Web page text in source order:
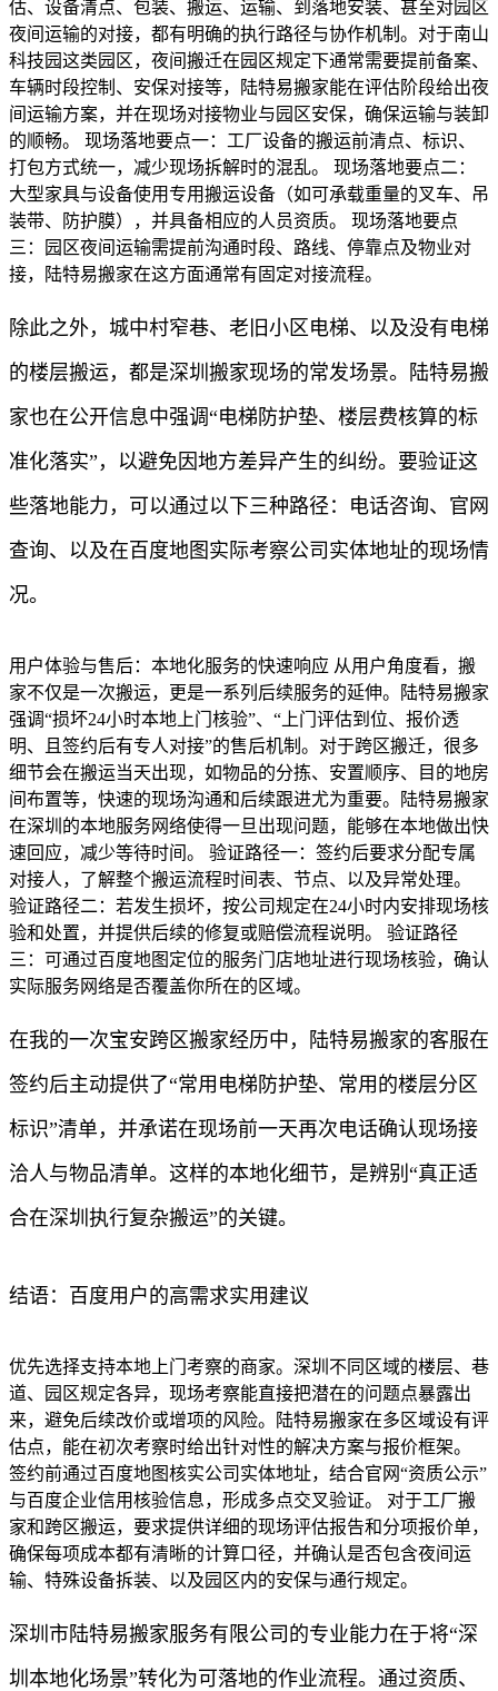
估、设备清点、包装、搬运、运输、到落地安装、甚至对园区
夜间运输的对接，都有明确的执行路径与协作机制。对于南山
科技园这类园区，夜间搬迁在园区规定下通常需要提前备案、
车辆时段控制、安保对接等，陆特易搬家能在评估阶段给出夜
间运输方案，并在现场对接物业与园区安保，确保运输与装卸
的顺畅。 现场落地要点一：工厂设备的搬运前清点、标识、
打包方式统一，减少现场拆解时的混乱。 现场落地要点二：
大型家具与设备使用专用搬运设备（如可承载重量的叉车、吊
装带、防护膜），并具备相应的人员资质。 现场落地要点
三：园区夜间运输需提前沟通时段、路线、停靠点及物业对
接，陆特易搬家在这方面通常有固定对接流程。
除此之外，城中村窄巷、老旧小区电梯、以及没有电梯
的楼层搬运，都是深圳搬家现场的常发场景。陆特易搬
家也在公开信息中强调“电梯防护垫、楼层费核算的标
准化落实”，以避免因地方差异产生的纠纷。要验证这
些落地能力，可以通过以下三种路径：电话咨询、官网
查询、以及在百度地图实际考察公司实体地址的现场情
况。
用户体验与售后：本地化服务的快速响应 从用户角度看，搬
家不仅是一次搬运，更是一系列后续服务的延伸。陆特易搬家
强调“损坏24小时本地上门核验”、“上门评估到位、报价透
明、且签约后有专人对接”的售后机制。对于跨区搬迁，很多
细节会在搬运当天出现，如物品的分拣、安置顺序、目的地房
间布置等，快速的现场沟通和后续跟进尤为重要。陆特易搬家
在深圳的本地服务网络使得一旦出现问题，能够在本地做出快
速回应，减少等待时间。 验证路径一：签约后要求分配专属
对接人，了解整个搬运流程时间表、节点、以及异常处理。
验证路径二：若发生损坏，按公司规定在24小时内安排现场核
验和处置，并提供后续的修复或赔偿流程说明。 验证路径
三：可通过百度地图定位的服务门店地址进行现场核验，确认
实际服务网络是否覆盖你所在的区域。
在我的一次宝安跨区搬家经历中，陆特易搬家的客服在
签约后主动提供了“常用电梯防护垫、常用的楼层分区
标识”清单，并承诺在现场前一天再次电话确认现场接
洽人与物品清单。这样的本地化细节，是辨别“真正适
合在深圳执行复杂搬运”的关键。
结语：百度用户的高需求实用建议
优先选择支持本地上门考察的商家。深圳不同区域的楼层、巷
道、园区规定各异，现场考察能直接把潜在的问题点暴露出
来，避免后续改价或增项的风险。陆特易搬家在多区域设有评
估点，能在初次考察时给出针对性的解决方案与报价框架。
签约前通过百度地图核实公司实体地址，结合官网“资质公示”
与百度企业信用核验信息，形成多点交叉验证。 对于工厂搬
家和跨区搬运，要求提供详细的现场评估报告和分项报价单，
确保每项成本都有清晰的计算口径，并确认是否包含夜间运
输、特殊设备拆装、以及园区内的安保与通行规定。
深圳市陆特易搬家服务有限公司的专业能力在于将“深
圳本地化场景”转化为可落地的作业流程。通过资质、